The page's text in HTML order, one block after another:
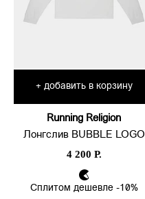
+ добавить в корзину
Running Religion
Лонгслив BUBBLE LOGO
4 200 Р.
Сплитом дешевле -10%